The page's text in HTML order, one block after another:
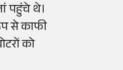
पहुंचे थे।
से काफी
को